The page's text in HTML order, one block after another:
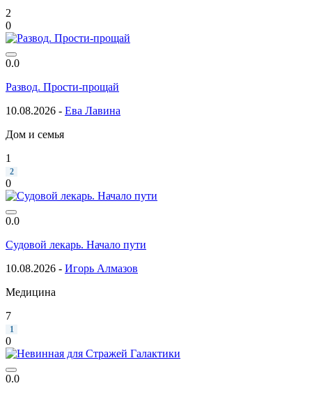
2
0
0.0
Развод. Прости-прощай
10.08.2026 - Ева Лавина
Дом и семья
1
2
0
0.0
Судовой лекарь. Начало пути
10.08.2026 - Игорь Алмазов
Медицина
7
1
0
0.0